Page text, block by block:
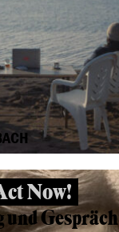
Now!
Gespräch